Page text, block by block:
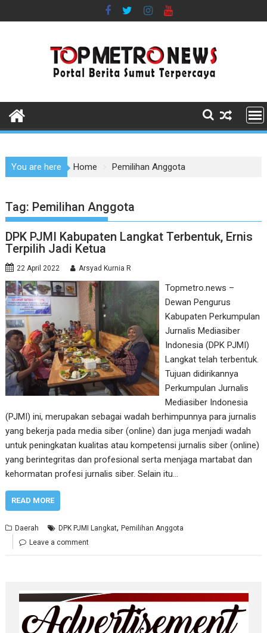
to
You are here Home Pemilihan Anggota
Tag: Pemilihan Anggota
DPK PJMI Kabupaten Langkat Terbentuk, Ernis
Terpilih Jadi Ketua
22 April 2022 Arsyad Kurnia R
Topmetro.news –
Dewan Pengurus
Kabupaten Perkumpulan
Jurnalis Mediasiber
Indonesia (DPK PJMI)
Langkat telah terbentuk.
Tujuan didirikannya
Perkumpulan Jurnalis
Mediasiber Indonesia
(PJMI) ini, merupakan sebagai wadah berhimpunnya para jurnalis
yang bekerja pada media siber (online) dan juga menjadi wadah
untuk peningkatan kualitas atau kompetensi jurnalis siber (online)
yang berintegritas dan profesional serta menjaga martabat dan
kehormatan profesi jurnalis siber. Selain itu…
READ MORE
Daerah DPK PJMI Langkat,Pemilihan Anggota
Leave a comment